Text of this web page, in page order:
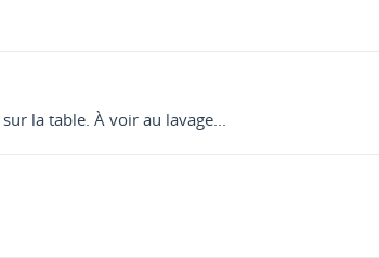
la table. À voir au lavage...